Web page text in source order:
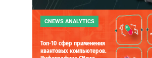
CNEWS ANALYTICS
Топ-10 сфер применения
квантовых компьютеров.